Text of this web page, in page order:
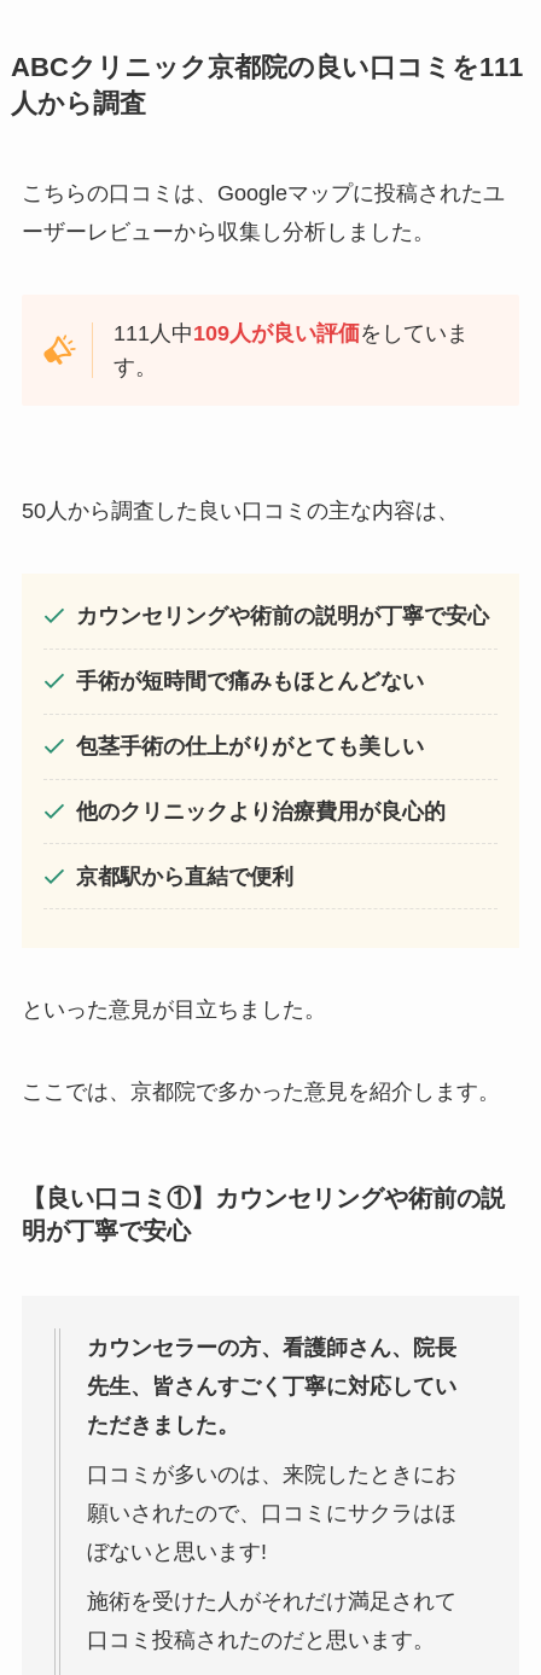
ABCクリニック京都院の良い口コミを111
人から調査
こちらの口コミは、Googleマップに投稿されたユ
ーザーレビューから収集し分析しました。
111人中109人が良い評価をしていま
す。
50人から調査した良い口コミの主な内容は、
カウンセリングや術前の説明が丁寧で安心
手術が短時間で痛みもほとんどない
包茎手術の仕上がりがとても美しい
他のクリニックより治療費用が良心的
京都駅から直結で便利
といった意見が目立ちました。
ここでは、京都院で多かった意見を紹介します。
【良い口コミ①】 カウンセリングや術前の説
明が丁寧で安心
カウンセラーの方、看護師さん、院長
先生、皆さんすごく丁寧に対応してい
ただきました。
口コミが多いのは、来院したときにお
願いされたので、口コミにサクラはほ
ぼないと思います!
施術を受けた人がそれだけ満足されて
口コミ投稿されたのだと思います。